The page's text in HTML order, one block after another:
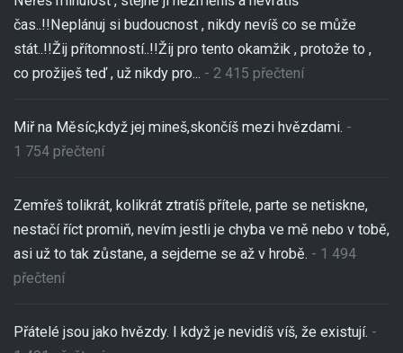
čas..!!Neplánuj si budoucnost , nikdy nevíš co se může
stát..!!Žij přítomností..!!Žij pro tento okamžik , protože to ,
co prožiješ teď , už nikdy pro... - 2 415 přečtení
Miř na Měsíc,když jej mineš,skončíš mezi hvězdami. -
1 754 přečtení
Zemřeš tolikrát, kolikrát ztratíš přítele, parte se netiskne,
nestačí říct promiň, nevím jestli je chyba ve mě nebo v tobě,
asi už to tak zůstane, a sejdeme se až v hrobě. - 1 494
přečtení
Přátelé jsou jako hvězdy. I když je nevidíš víš, že existují. -